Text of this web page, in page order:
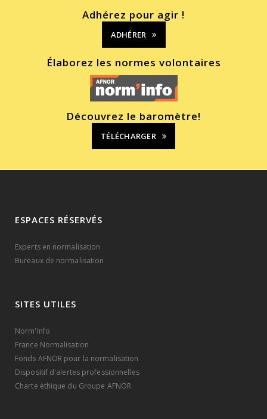
Adhérez pour agir !
ADHÉRER
Élaborez les normes volontaires
Découvrez le baromètre!
TÉLÉCHARGER
ESPACES RÉSERVÉS
Experts en normalisation
Bureaux de normalisation
SITES UTILES
Norm'Info
France Normalisation
Fonds AFNOR pour la normalisation
Dispositif d'alertes professionnelles
Charte éthique du Groupe AFNOR